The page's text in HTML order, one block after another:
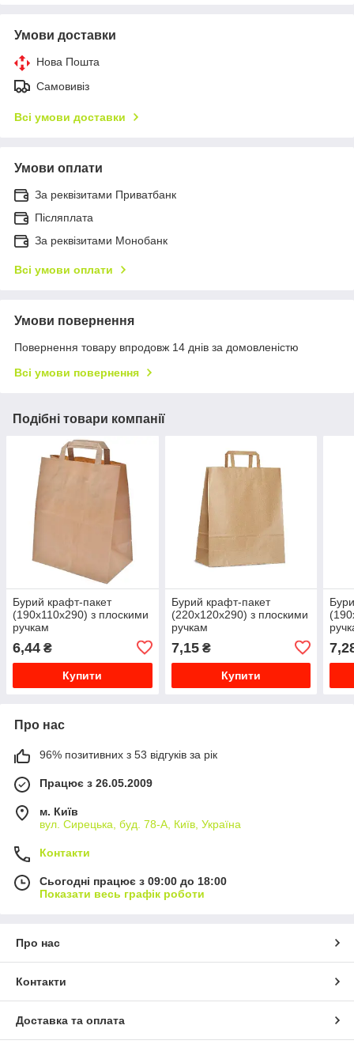
Умови доставки
Нова Пошта
Самовивіз
Всі умови доставки
Умови оплати
За реквізитами Приватбанк
Післяплата
За реквізитами Монобанк
Всі умови оплати
Умови повернення
Повернення товару впродовж 14 днів за домовленістю
Всі умови повернення
Подібні товари компанії
Бурий крафт-пакет
(190х110х290) з плоскими
ручкам
6,44 ₴
Купити
Бурий крафт-пакет
(220х120х290) з плоскими
ручкам
7,15₴
Купити
Про нас
96% позитивних з 53 відгуків за рік
Працює з 26.05.2009
м. Київ
вул. Сирецька, буд. 78-А, Київ, Україна
Контакти
Сьогодні працює з 09:00 до 18:00
Показати весь графік роботи
Про нас
Контакти
Доставка та оплата